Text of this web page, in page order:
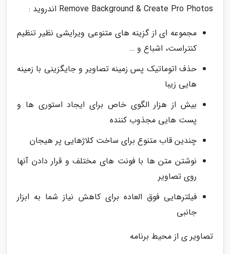
Remove Background & Create Pro Photos اندروید :
مجموعه ای از گزینه های متنوعی ویرایشی نظیر تنظیم
کنتراست، اشباع و …
حذف اتوماتیک پس زمینه تصاویر و جایگزینی با زمینه
هایی زیبا
بیش از هزار الگوی خاص برای ایجاد استوری ها و
پست هایی مجذوب کننده
چندین قاب متنوع برای ساخت کلاژهایی پر هیجان
نوشتن متن ها با فونت های مختلف و قرار دادن آنها
روی تصاویر
فیلترهایی فوق العاده برای کاهش نیاز شما به ابزار
جانبی
تصاویر ی از محیط برنامه